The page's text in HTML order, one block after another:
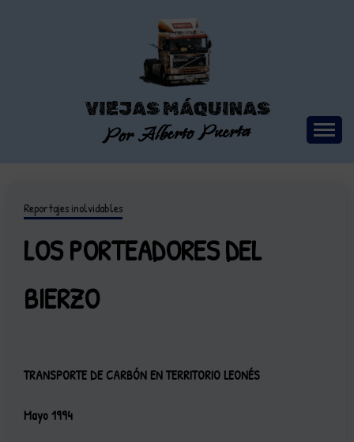
VIEJAS MÁQUINAS
Por Alberto Puerta
Reportajes inolvidables
LOS PORTEADORES DEL
BIERZO
TRANSPORTE DE CARBÓN EN TERRITORIO LEONÉS
Mayo 1994